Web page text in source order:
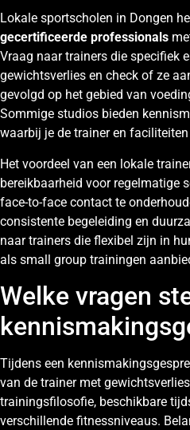
Lokale sportscholen in Dongen
gecertificeerde professionals
Vraag naar trainers die specifiek
gewichtsverlies en check of ze
gevolgd op het gebied van
Sommige studios bieden
waarbij je de trainer en
Het voordeel van een lokale
bereikbaarheid voor regelmatige
face-to-face contact te
consistente begeleiding en
naar trainers die flexibel zijn in
als small group trainingen
Welke vragen
Tijdens een
van de trainer met
trainingsfilosofie, beschikbare
verschillende fitnessniveaus.